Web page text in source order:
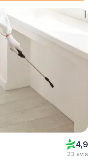
4,9
23 avis